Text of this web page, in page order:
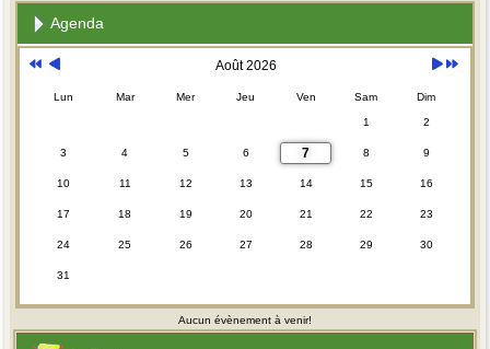
Agenda
Août 2026
Lun Mar Mer Jeu Ven Sam Dim
1 2
3 4 5 6 7 8 9
10 11 12 13 14 15 16
17 18 19 20 21 22 23
24 25 26 27 28 29 30
31
Aucun évènement à venir!